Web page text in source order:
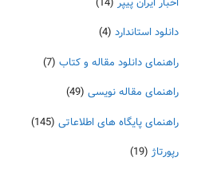
دانلود استاندارد (4)
راهنمای دانلود مقاله و کتاب (7)
راهنمای مقاله نویسی (49)
راهنمای پایگاه های اطلاعاتی (145)
رپورتاژ (19)